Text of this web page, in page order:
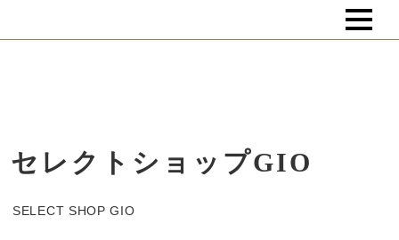
セレクトショップGIO
SELECT SHOP GIO